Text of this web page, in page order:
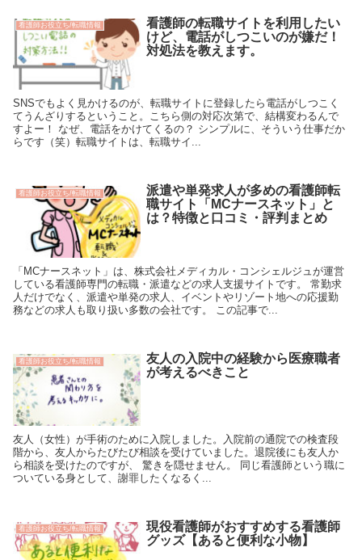
看護師お役立ち/転職情報
看護師の転職サイトを利用したい
けど、電話がしつこいのが嫌だ！
対処法を教えます。
SNSでもよく見かけるのが、転職サイトに登録したら電話がしつこく
てうんざりするということ。こちら側の対応次第で、結構変わるんで
すよー！ なぜ、電話をかけてくるの？ シンプルに、そういう仕事だか
らです（笑）転職サイトは、転職サイ...
看護師お役立ち/転職情報
派遣や単発求人が多めの看護師転
職サイト「MCナースネット」と
は？特徴と口コミ・評判まとめ
「MCナースネット」は、株式会社メディカル・コンシェルジュが運営
している看護師専門の転職・派遣などの求人支援サイトです。 常勤求
人だけでなく、派遣や単発の求人、イベントやリゾート地への応援勤
務などの求人も取り扱い多数の会社です。 この記事で...
看護師お役立ち/転職情報
友人の入院中の経験から医療職者
が考えるべきこと
友人（女性）が手術のために入院しました。入院前の通院での検査段
階から、友人からたびたび相談を受けていました。退院後にも友人か
ら相談を受けたのですが、 驚きを隠せません。 同じ看護師という職に
ついている身として、謝罪したくなるく...
看護師お役立ち/転職情報
現役看護師がおすすめする看護師
グッズ【あると便利な小物】